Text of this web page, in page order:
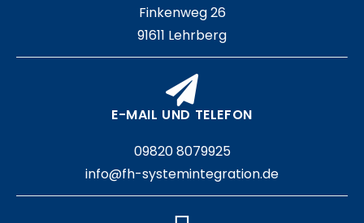
Finkenweg 26
91611 Lehrberg
E-MAIL UND TELEFON
09820 8079925
info@fh-systemintegration.de